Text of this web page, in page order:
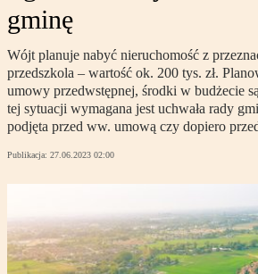
gminę
Wójt planuje nabyć nieruchomość z
przedszkola – wartość ok. 200 tys. zł.
umowy przedwstępnej, środki w budżecie
tej sytuacji wymagana jest uchwała rady
podjęta przed ww. umową czy dopiero
Publikacja: 27.06.2023 02:00